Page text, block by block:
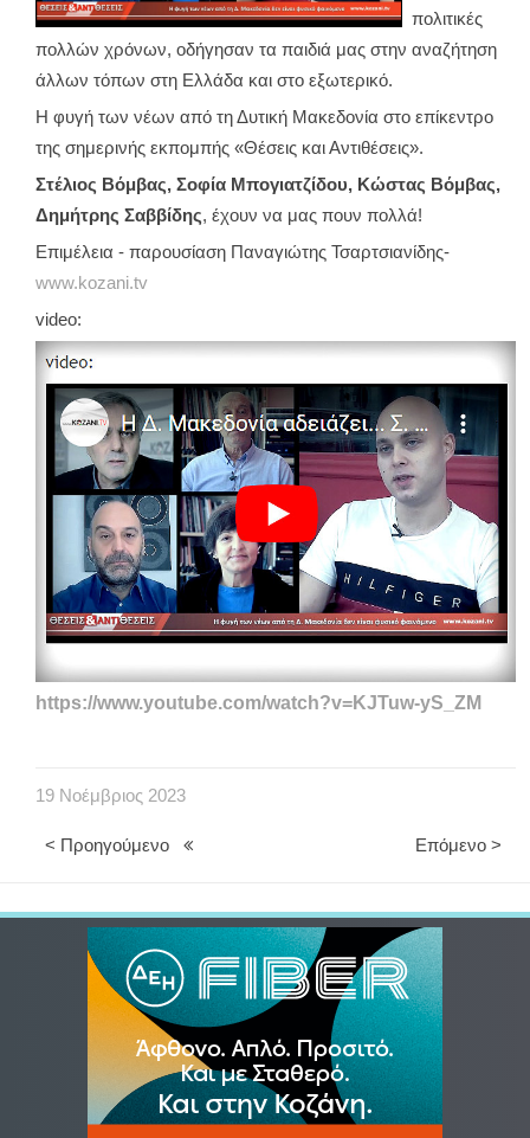
πολιτικές
πολλών χρόνων, οδήγησαν τα παιδιά μας στην αναζήτηση
άλλων τόπων στη Ελλάδα και στο εξωτερικό.
Η φυγή των νέων από τη Δυτική Μακεδονία στο επίκεντρο
της σημερινής εκπομπής «Θέσεις και Αντιθέσεις».
Στέλιος Βόμβας, Σοφία Μπογιατζίδου, Κώστας Βόμβας,
Δημήτρης Σαββίδης, έχουν να μας πουν πολλά!
Επιμέλεια - παρουσίαση Παναγιώτης Τσαρτσιανίδης-
www.kozani.tv
video:
https://www.youtube.com/watch?v=KJTuw-yS_ZM
19 Νοέμβριος 2023
< Προηγούμενο Επόμενο >